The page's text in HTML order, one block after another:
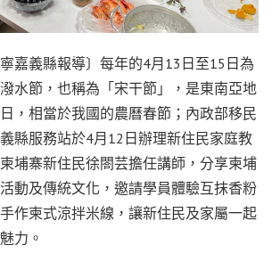
寧嘉義縣報導〕每年的4月13日至15日為
水節，也稱為「宋干節」，是東南亞地
，相當於我國的農曆春節；內政部移民
縣服務站於4月12日辦理新住民家庭教
埔寨新住民徐閤芸擔任講師，分享柬埔
動及傳統文化，邀請學員體驗互抹香粉
作柬式涼拌米線，讓新住民及家屬一起
力。